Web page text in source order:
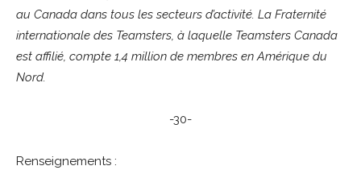
au Canada dans tous les secteurs d’activité. La Fraternité
internationale des Teamsters, à laquelle Teamsters Canada
est affilié, compte 1,4 million de membres en Amérique du
Nord.
-30-
Renseignements :